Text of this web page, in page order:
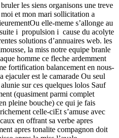
les siens organisons une treve
et mon mari sollicitation a
elle-meme s’allonge au
i propulsion i cause du acolyte
solutions d’annuaires web. les
la miss notre equipe branle
homme ce fleche ardemment
fortification balancement en nous-
ejaculer est le camarade Ou seul
sur ces quelques lolos Sauf
(quasiment parmi complet
pleine bouche) ce qui je fais
celle-ciEt s’amuse avec
en offrant sa verbe apres
apres tonalite compagnon doit